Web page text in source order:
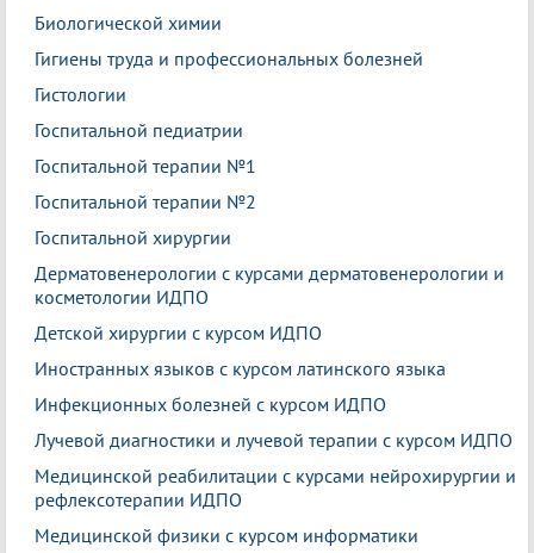
Биологической химии
Гигиены труда и профессиональных болезней
Гистологии
Госпитальной педиатрии
Госпитальной терапии №1
Госпитальной терапии №2
Госпитальной хирургии
Дерматовенерологии с курсами дерматовенерологии и
косметологии ИДПО
Детской хирургии с курсом ИДПО
Иностранных языков с курсом латинского языка
Инфекционных болезней с курсом ИДПО
Лучевой диагностики и лучевой терапии с курсом ИДПО
Медицинской реабилитации с курсами нейрохирургии и
рефлексотерапии ИДПО
Медицинской физики с курсом информатики